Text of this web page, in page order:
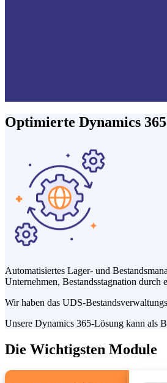
Optimierte Dynamics
Automatisiertes Lager- und
Unternehmen, Bestandsstagnation durch
Wir haben das UDS-
Unsere Dynamics 365-Lösung kann als
Die Wichtigsten Module